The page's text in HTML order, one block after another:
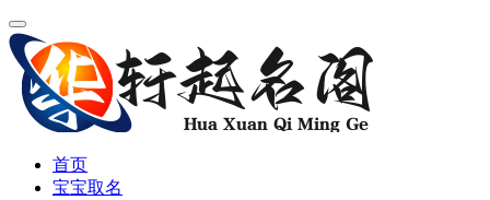
首页
宝宝取名